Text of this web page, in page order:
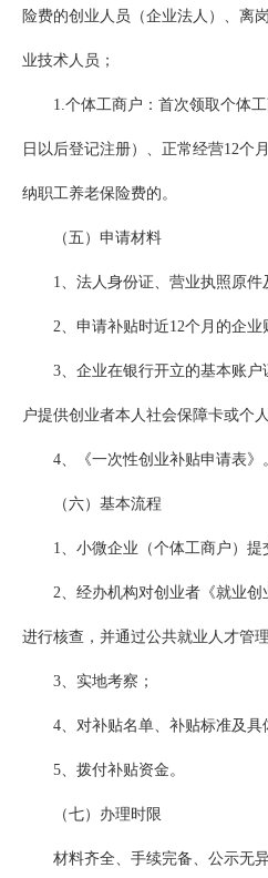
险费的创业人员（企业法人）、离
业技术人员；
1.个体工商户：首次领取个体
日以后登记注册）、正常经营12个
纳职工养老保险费的。
（五）申请材料
1、法人身份证、营业执照原件
2、申请补贴时近12个月的企业
3、企业在银行开立的基本账
户提供创业者本人社会保障卡或个
4、《一次性创业补贴申请表》
（六）基本流程
1、小微企业（个体工商户）提
2、经办机构对创业者《就业
进行核查，并通过公共就业人才管
3、实地考察；
4、对补贴名单、补贴标准及具
5、拨付补贴资金。
（七）办理时限
材料齐全、手续完备、公示无